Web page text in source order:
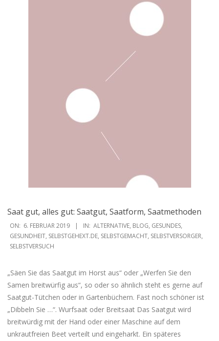
Saat gut, alles gut: Saatgut, Saatform, Saatmethoden
2019-
02-
06
ON: 6. FEBRUAR 2019 IN: ALTERNATIVE, BLOG, GESUNDES,
GESUNDHEIT, SELBSTGEHEXT.DE, SELBSTGEMACHT, SELBSTVERSORGER,
SELBSTVERSUCH
„Säen Sie das Saatgut im Horst aus“ oder „Werfen Sie den
Samen breitwürfig aus“, so oder so ähnlich steht es gerne auf
Saatgut-Tütchen oder in Gartenbüchern. Fast noch schöner ist
„Dibbeln Sie …“. Wurfsaat oder Breitsaat Das Saatgut wird
breitwürdig mit der Hand oder einer Maschine auf dem
unkrautfreien Beet verteilt und eingeharkt. Ein späteres